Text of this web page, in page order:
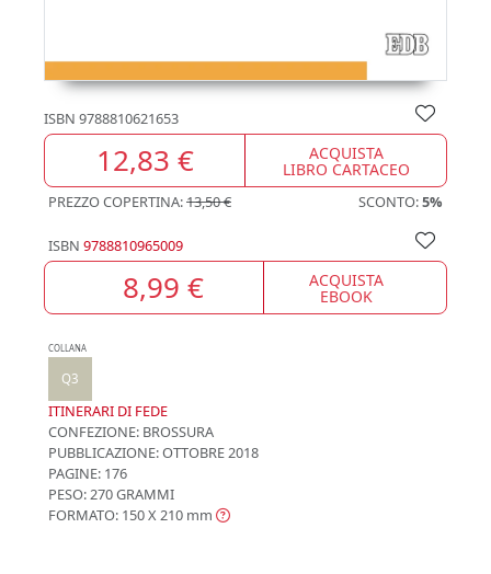
ISBN 9788810621653
12,83 € ACQUISTA
LIBRO CARTACEO
PREZZO COPERTINA:13,50 € SCONTO:5%
ISBN 9788810965009
8,99 € ACQUISTA
EBOOK
COLLANA
Q3
ITINERARI DI FEDE
CONFEZIONE: BROSSURA
PUBBLICAZIONE:OTTOBRE 2018
PAGINE: 176
PESO: 270 GRAMMI
FORMATO: 150 X 210 mm